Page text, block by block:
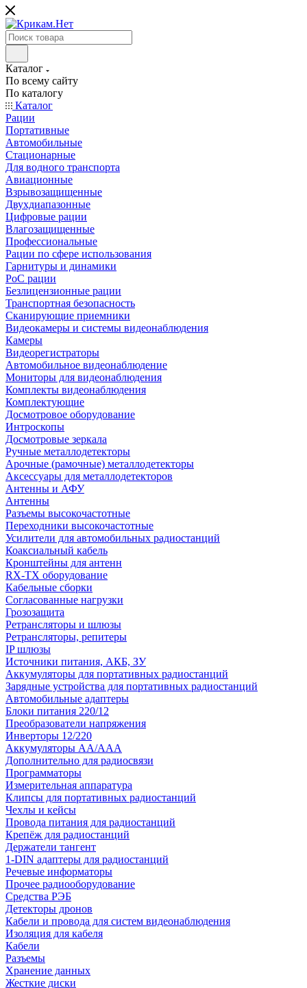
Каталог
По всему сайту
По каталогу
Каталог
Рации
Портативные
Автомобильные
Стационарные
Для водного транспорта
Авиационные
Взрывозащищенные
Двухдиапазонные
Цифровые рации
Влагозащищенные
Профессиональные
Рации по сфере использования
Гарнитуры и динамики
PoC рации
Безлицензионные рации
Транспортная безопасность
Сканирующие приемники
Видеокамеры и системы видеонаблюдения
Камеры
Видеорегистраторы
Автомобильное видеонаблюдение
Мониторы для видеонаблюдения
Комплекты видеонаблюдения
Комплектующие
Досмотровое оборудование
Интроскопы
Досмотровые зеркала
Ручные металлодетекторы
Арочные (рамочные) металлодетекторы
Аксессуары для металлодетекторов
Антенны и АФУ
Антенны
Разъемы высокочастотные
Переходники высокочастотные
Усилители для автомобильных радиостанций
Коаксиальный кабель
Кронштейны для антенн
RX-TX оборудование
Кабельные сборки
Согласованные нагрузки
Грозозащита
Ретрансляторы и шлюзы
Ретрансляторы, репитеры
IP шлюзы
Источники питания, АКБ, ЗУ
Аккумуляторы для портативных радиостанций
Зарядные устройства для портативных радиостанций
Автомобильные адаптеры
Блоки питания 220/12
Преобразователи напряжения
Инверторы 12/220
Аккумуляторы АА/ААА
Дополнительно для радиосвязи
Программаторы
Измерительная аппаратура
Клипсы для портативных радиостанций
Чехлы и кейсы
Провода питания для радиостанций
Крепёж для радиостанций
Держатели тангент
1-DIN адаптеры для радиостанций
Речевые информаторы
Прочее радиооборудование
Средства РЭБ
Детекторы дронов
Кабели и провода для систем видеонаблюдения
Изоляция для кабеля
Кабели
Разъемы
Хранение данных
Жесткие диски